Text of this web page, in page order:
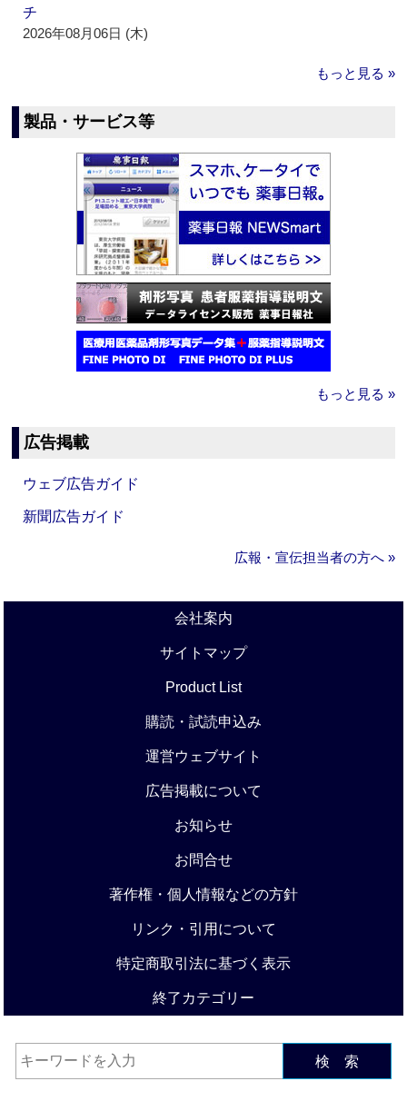
チ
2026年08月06日 (木)
もっと見る »
製品・サービス等
もっと見る »
広告掲載
ウェブ広告ガイド
新聞広告ガイド
広報・宣伝担当者の方へ »
会社案内
サイトマップ
Product List
購読・試読申込み
運営ウェブサイト
広告掲載について
お知らせ
お問合せ
著作権・個人情報などの方針
リンク・引用について
特定商取引法に基づく表示
終了カテゴリー
検 索